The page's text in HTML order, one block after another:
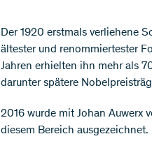
Der 1920 erstmals verliehene
ältester und renommiertester
Jahren erhielten ihn mehr als
darunter spätere
2016 wurde mit Johan Auwerx
diesem Bereich